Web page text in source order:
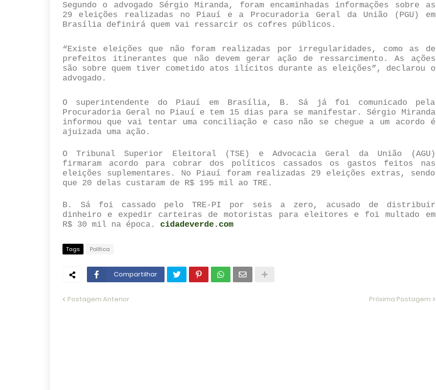
Segundo o advogado Sérgio Miranda, foram encaminhadas informações sobre as
29 eleições realizadas no Piauí e a Procuradoria Geral da União (PGU) em
Brasília definirá quem vai ressarcir os cofres públicos.
“Existe eleições que não foram realizadas por irregularidades, como as de
prefeitos itinerantes que não devem gerar ação de ressarcimento. As ações
são sobre quem tiver cometido atos ilícitos durante as eleições”, declarou o
advogado.
O superintendente do Piauí em Brasília, B. Sá já foi comunicado pela
Procuradoria Geral no Piauí e tem 15 dias para se manifestar. Sérgio Miranda
informou que vai tentar uma conciliação e caso não se chegue a um acordo é
ajuizada uma ação.
O Tribunal Superior Eleitoral (TSE) e Advocacia Geral da União (AGU)
firmaram acordo para cobrar dos políticos cassados os gastos feitos nas
eleições suplementares. No Piauí foram realizadas 29 eleições extras, sendo
que 20 delas custaram de R$ 195 mil ao TRE.
B. Sá foi cassado pelo TRE-PI por seis a zero, acusado de distribuir
dinheiro e expedir carteiras de motoristas para eleitores e foi multado em
R$ 30 mil na época. cidadeverde.com
Tags Política
Compartilhar
Postagem Anterior Próxima Postagem